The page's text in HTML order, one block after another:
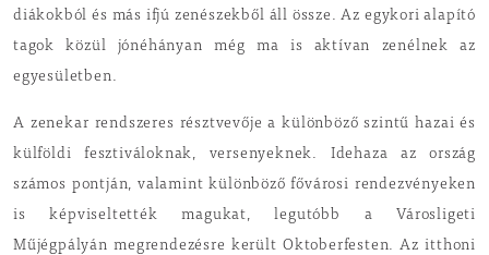
diákokból és más ifjú zenészekből áll össze. Az egykori alapító
tagok közül jónéhányan még ma is aktívan zenélnek az
egyesületben.
A zenekar rendszeres résztvevője a különböző szintű hazai és
külföldi fesztiváloknak, versenyeknek. Idehaza az ország
számos pontján, valamint különböző fővárosi rendezvényeken
is képviseltették magukat, legutóbb a Városligeti
Műjégpályán megrendezésre került Oktoberfesten. Az itthoni